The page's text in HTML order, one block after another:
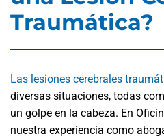
Traumática?
Las lesiones cerebrales
diversas situaciones, todas
un golpe en la cabeza. En
nuestra experiencia como